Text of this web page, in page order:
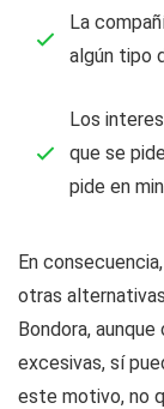
La
algún tipo
Los
que se
pide en
En
otras
Bondora,
excesivas, sí
este motivo, no